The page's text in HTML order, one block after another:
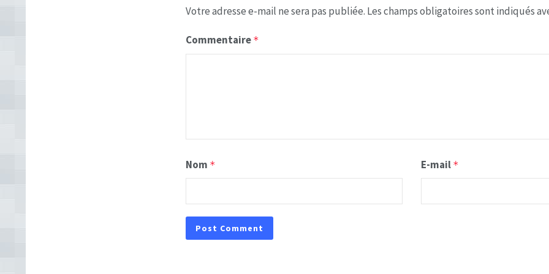
Votre adresse e-mail ne sera pas publiée. Les champs obligatoires sont indiqués
Commentaire *
Nom * E-mail *